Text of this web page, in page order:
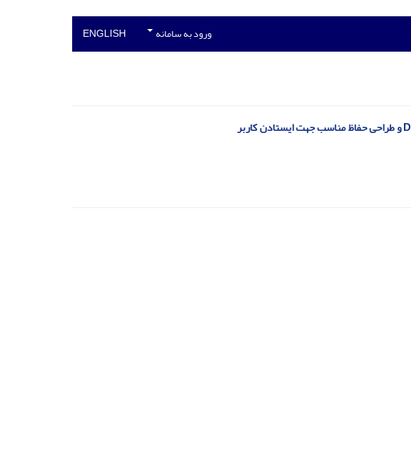
ورود به سامانه ENGLISH